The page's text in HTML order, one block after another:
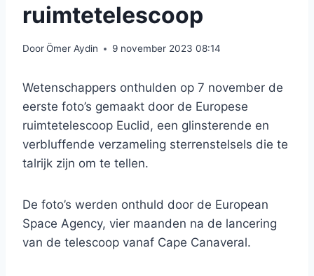
ruimtetelescoop
DoorÖmer Aydin 9 november 2023 08:14
Wetenschappers onthulden op 7 november de
eerste foto’s gemaakt door de Europese
ruimtetelescoop Euclid, een glinsterende en
verbluffende verzameling sterrenstelsels die te
talrijk zijn om te tellen.
De foto’s werden onthuld door de European
Space Agency, vier maanden na de lancering
van de telescoop vanaf Cape Canaveral.